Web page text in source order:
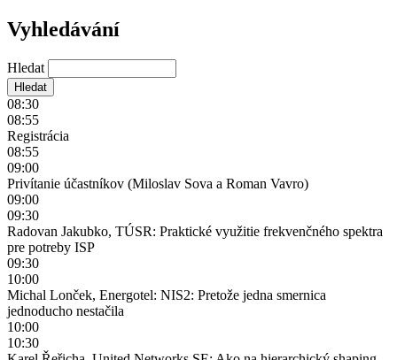
Vyhledávání
Hledat
08:30
08:55
Registrácia
08:55
09:00
Privítanie účastníkov (Miloslav Sova a Roman Vavro)
09:00
09:30
Radovan Jakubko, TÚSR: Praktické využitie frekvenčného spektra
pre potreby ISP
09:30
10:00
Michal Lonček, Energotel: NIS2: Pretože jedna smernica
jednoducho nestačila
10:00
10:30